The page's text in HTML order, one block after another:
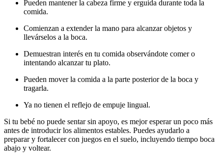
Pueden mantener la cabeza firme y erguida durante toda la
comida.
Comienzan a extender la mano para alcanzar objetos y
llevárselos a la boca.
Demuestran interés en tu comida observándote comer o
intentando alcanzar tu plato.
Pueden mover la comida a la parte posterior de la boca y
tragarla.
Ya no tienen el reflejo de empuje lingual.
Si tu bebé no puede sentar sin apoyo, es mejor esperar un poco más
antes de introducir los alimentos estables. Puedes ayudarlo a
preparar y fortalecer con juegos en el suelo, incluyendo tiempo boca
abajo y voltear.